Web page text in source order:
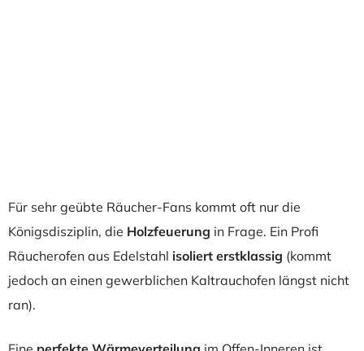
Für sehr geübte Räucher-Fans kommt oft nur die
Königsdisziplin, die Holzfeuerung in Frage. Ein Profi
Räucherofen aus Edelstahl isoliert erstklassig (kommt
jedoch an einen gewerblichen Kaltrauchofen längst nicht
ran).